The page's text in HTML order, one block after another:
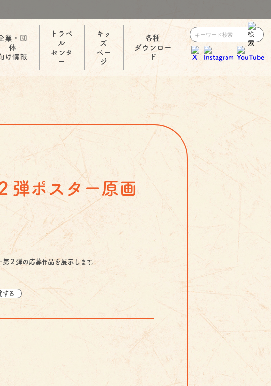
業・団
体
け情報
トラベ
ル
センタ
ー
キッ
ズ
ペー
ジ
各種
ダウンロー
ド
弾ポスター原画
２弾の応募作品を展示します。
する